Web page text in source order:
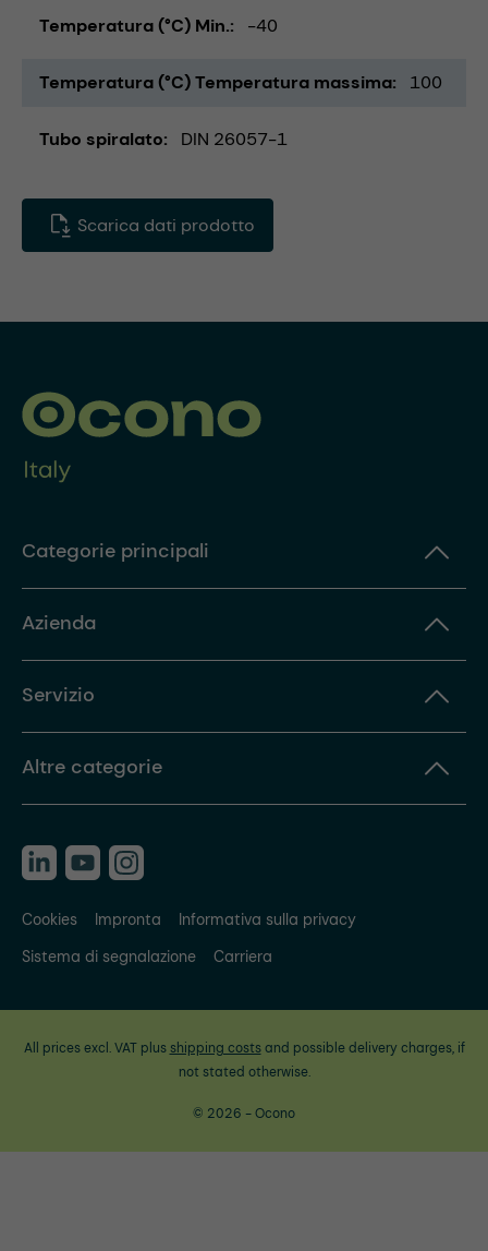
Temperatura (°C) Min. -40
Temperatura (°C) Temperatura massima 100
Tubo spiralato DIN 26057-1
Scarica dati prodotto
Categorie principali
Azienda
Servizio
Altre categorie
Cookies Impronta
Informativa sulla privacy
Sistema di segnalazione
Carriera
All prices excl. VAT plus shipping costsand possible delivery charges, if
not stated otherwise.
© 2026 - Ocono